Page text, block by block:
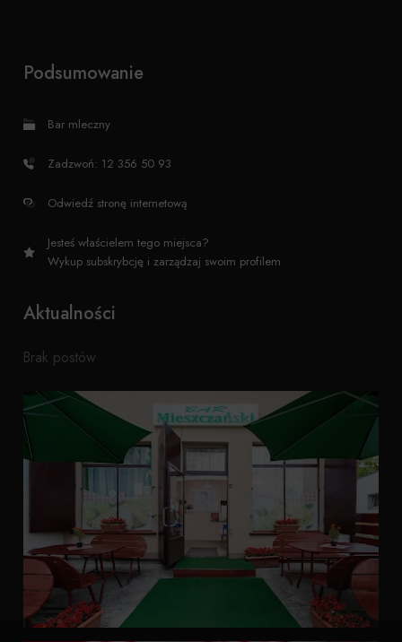
Podsumowanie
Bar mleczny
Zadzwoń: 12 356 50 93
Odwiedź stronę internetową
Jesteś właścielem tego miejsca?
Wykup subskrybcję i zarządzaj swoim profilem
Aktualności
Brak postów